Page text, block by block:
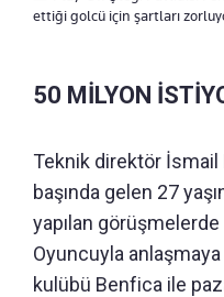
ettiği golcü için şartları
50 MİLYON
Teknik direktör İsmail
başında gelen 27
yapılan görüşmelerde
Oyuncuyla
kulübü Benfica ile